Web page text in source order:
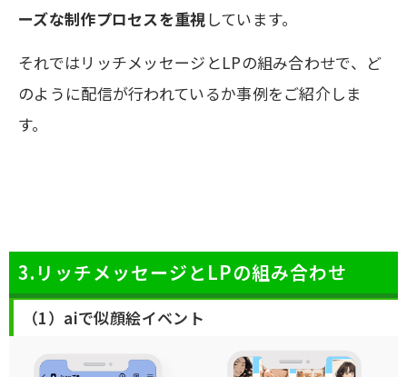
ーズな制作プロセスを重視 しています。
それではリッチメッセージとLPの組み合わせで、ど
のように配信が行われているか事例をご紹介しま
す。
3.リッチメッセージとLPの組み合わせ
（1）aiで似顔絵イベント